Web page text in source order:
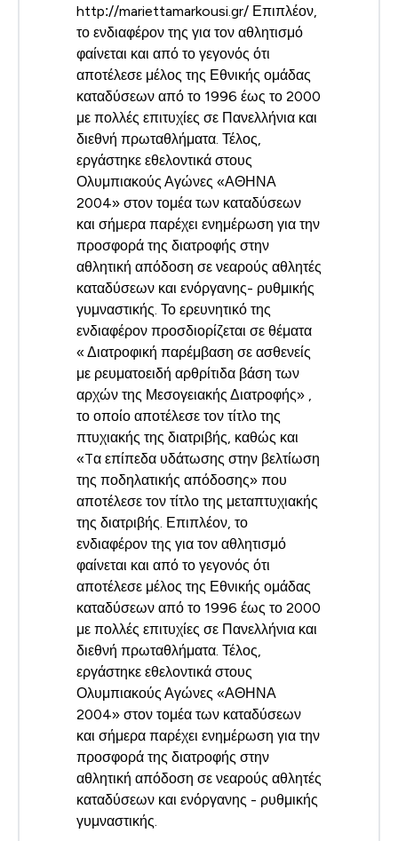
http://mariettamarkousi.gr/ Επιπλέον,
το ενδιαφέρον της για τον αθλητισμό
φαίνεται και από το γεγονός ότι
αποτέλεσε μέλος της Εθνικής ομάδας
καταδύσεων από το 1996 έως το 2000
με πολλές επιτυχίες σε Πανελλήνια και
διεθνή πρωταθλήματα. Τέλος,
εργάστηκε εθελοντικά στους
Ολυμπιακούς Αγώνες «ΑΘΗΝΑ
2004» στον τομέα των καταδύσεων
και σήμερα παρέχει ενημέρωση για την
προσφορά της διατροφής στην
αθλητική απόδοση σε νεαρούς αθλητές
καταδύσεων και ενόργανης- ρυθμικής
γυμναστικής. Το ερευνητικό της
ενδιαφέρον προσδιορίζεται σε θέματα
« Διατροφική παρέμβαση σε ασθενείς
με ρευματοειδή αρθρίτιδα βάση των
αρχών της Μεσογειακής Διατροφής» ,
το οποίο αποτέλεσε τον τίτλο της
πτυχιακής της διατριβής, καθώς και
«Tα επίπεδα υδάτωσης στην βελτίωση
της ποδηλατικής απόδοσης» που
αποτέλεσε τον τίτλο της μεταπτυχιακής
της διατριβής. Επιπλέον, το
ενδιαφέρον της για τον αθλητισμό
φαίνεται και από το γεγονός ότι
αποτέλεσε μέλος της Εθνικής ομάδας
καταδύσεων από το 1996 έως το 2000
με πολλές επιτυχίες σε Πανελλήνια και
διεθνή πρωταθλήματα. Τέλος,
εργάστηκε εθελοντικά στους
Ολυμπιακούς Αγώνες «ΑΘΗΝΑ
2004» στον τομέα των καταδύσεων
και σήμερα παρέχει ενημέρωση για την
προσφορά της διατροφής στην
αθλητική απόδοση σε νεαρούς αθλητές
καταδύσεων και ενόργανης - ρυθμικής
γυμναστικής.